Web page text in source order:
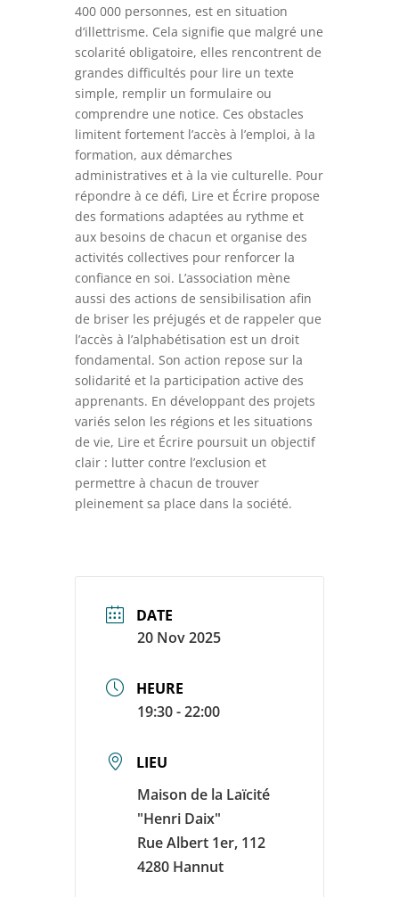
400 000 personnes, est en situation
d’illettrisme. Cela signifie que malgré une
scolarité obligatoire, elles rencontrent de
grandes difficultés pour lire un texte
simple, remplir un formulaire ou
comprendre une notice. Ces obstacles
limitent fortement l’accès à l’emploi, à la
formation, aux démarches
administratives et à la vie culturelle. Pour
répondre à ce défi, Lire et Écrire propose
des formations adaptées au rythme et
aux besoins de chacun et organise des
activités collectives pour renforcer la
confiance en soi. L’association mène
aussi des actions de sensibilisation afin
de briser les préjugés et de rappeler que
l’accès à l’alphabétisation est un droit
fondamental. Son action repose sur la
solidarité et la participation active des
apprenants. En développant des projets
variés selon les régions et les situations
de vie, Lire et Écrire poursuit un objectif
clair : lutter contre l’exclusion et
permettre à chacun de trouver
pleinement sa place dans la société.
DATE
20 Nov 2025
HEURE
19:30 - 22:00
LIEU
Maison de la Laïcité
"Henri Daix"
Rue Albert 1er, 112
4280 Hannut